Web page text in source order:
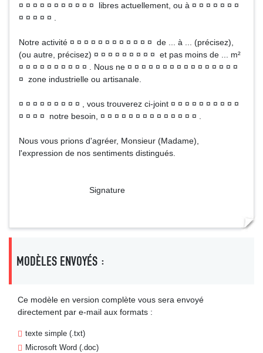
¤ ¤ ¤ ¤ ¤ ¤ ¤ ¤ ¤ ¤ ¤ libres actuellement, ou à ¤ ¤ ¤ ¤ ¤ ¤ ¤
¤ ¤ ¤ ¤ ¤ .
Notre activité ¤ ¤ ¤ ¤ ¤ ¤ ¤ ¤ ¤ ¤ ¤ ¤ de ... à ... (précisez),
(ou autre, précisez) ¤ ¤ ¤ ¤ ¤ ¤ ¤ ¤ ¤ et pas moins de ... m²
¤ ¤ ¤ ¤ ¤ ¤ ¤ ¤ ¤ ¤ . Nous ne ¤ ¤ ¤ ¤ ¤ ¤ ¤ ¤ ¤ ¤ ¤ ¤ ¤ ¤ ¤ ¤
¤ zone industrielle ou artisanale.
¤ ¤ ¤ ¤ ¤ ¤ ¤ ¤ ¤ , vous trouverez ci-joint ¤ ¤ ¤ ¤ ¤ ¤ ¤ ¤ ¤ ¤
¤ ¤ ¤ ¤ notre besoin, ¤ ¤ ¤ ¤ ¤ ¤ ¤ ¤ ¤ ¤ ¤ ¤ ¤ ¤ .
Nous vous prions d'agréer, Monsieur (Madame),
l'expression de nos sentiments distingués.
Signature
MODÈLES ENVOYÉS :
Ce modèle en version complète vous sera envoyé
directement par e-mail aux formats :
texte simple (.txt)
Microsoft Word (.doc)